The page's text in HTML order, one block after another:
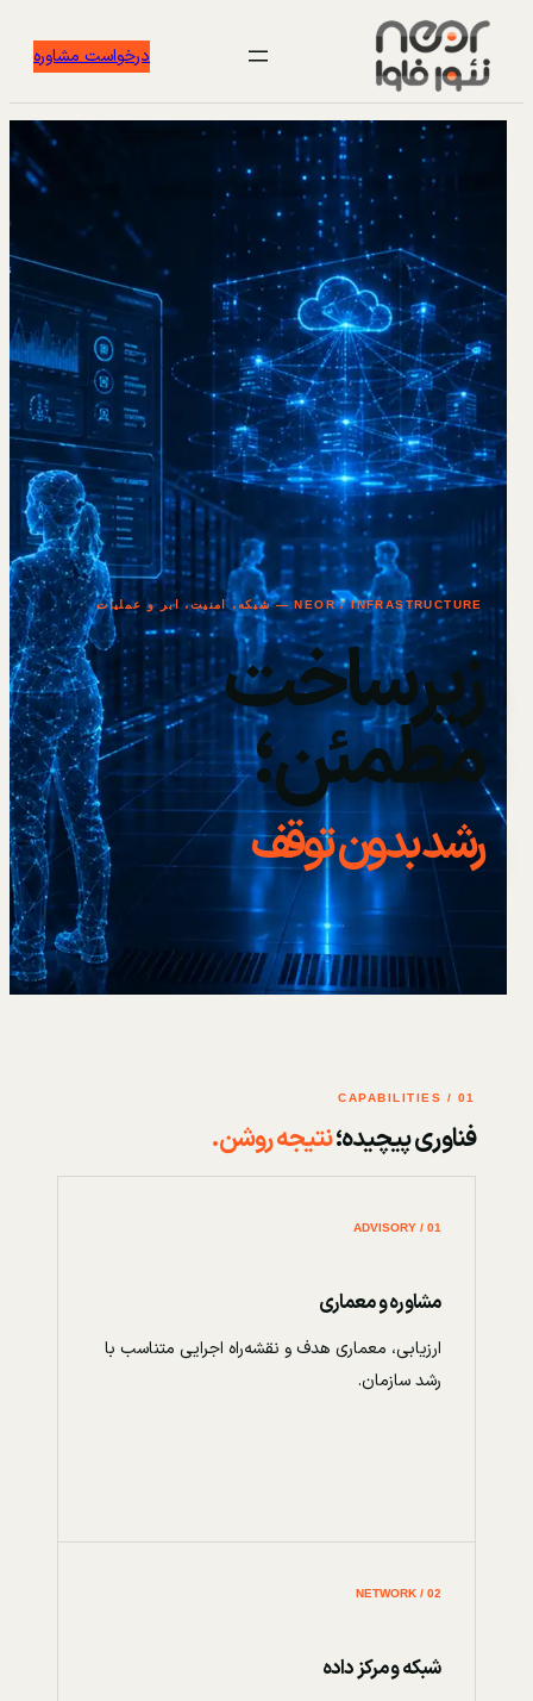
درخواست مشاوره
NEOR / INFRASTRUCTURE — شبکه، امنیت، ابر و عملیات
زیرساخت
مطمئن؛
رشد بدون توقف
01 / CAPABILITIES
فناوری پیچیده؛نتیجه روشن.
01 / ADVISORY
مشاوره و معماری
ارزیابی، معماری هدف و نقشه‌راه اجرایی متناسب با
رشد سازمان.
02 / NETWORK
شبکه و مرکز داده